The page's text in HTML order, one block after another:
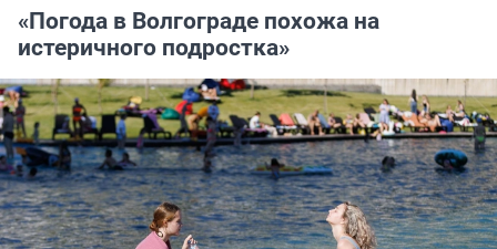
«Погода в Волгограде похожа на
истеричного подростка»